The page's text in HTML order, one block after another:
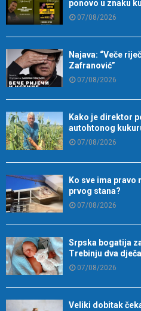
ponovo u znaku
07/08/2026
Najava: “Veče
Zafranović”
07/08/2026
Kako je direktor
autohtonog
07/08/2026
Ko sve ima pravo
prvog stana?
07/08/2026
Srpska bogatija
Trebinju dva
07/08/2026
Veliki dobitak